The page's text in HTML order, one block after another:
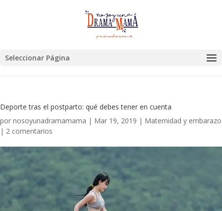
Seleccionar Página
Deporte tras el postparto: qué debes tener en cuenta
por nosoyunadramamama | Mar 19, 2019 | Maternidad y embarazo
| 2 comentarios